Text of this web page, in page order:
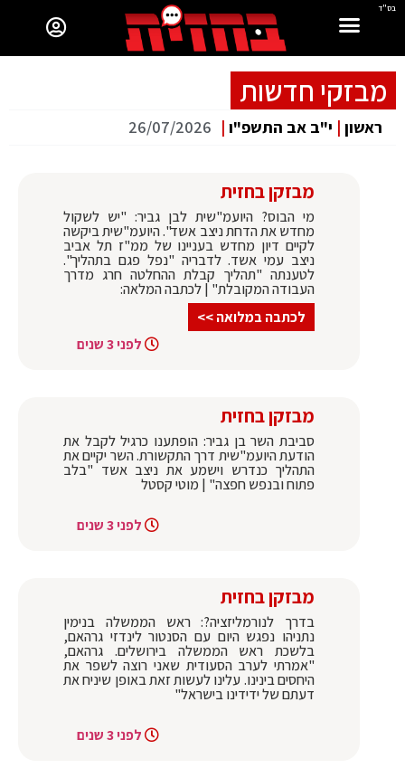
בס"ד
מבזקי חדשות
ראשון | י"ב אב התשפ"ו |
26/07/2026
מבזקן בחזית
מי הבוס? היועמ"שית לבן גביר: "יש לשקול
מחדש את הדחת ניצב אשד". היועמ"שית ביקשה
לקיים דיון מחדש בעניינו של ממ"ז תל אביב
ניצב עמי אשד. לדבריה "נפל פגם בתהליך".
לטענתה "תהליך קבלת ההחלטה חרג מדרך
העבודה המקובלת" | לכתבה המלאה:
לכתבה במלואה >>
לפני 3 שנים
מבזקן בחזית
סביבת השר בן גביר: הופתענו כרגיל לקבל את
הודעת היועמ"שית דרך התקשורת. השר יקיים את
התהליך כנדרש וישמע את ניצב אשד "בלב
פתוח ובנפש חפצה" | מוטי קסטל
לפני 3 שנים
מבזקן בחזית
בדרך לנורמליזציה?: ראש הממשלה בנימין
נתניהו נפגש היום עם הסנטור לינדזי גרהאם,
בלשכת ראש הממשלה בירושלים. גרהאם,
"אמרתי לערב הסעודית שאני רוצה לשפר את
היחסים בינינו. עלינו לעשות זאת באופן שיניח את
דעתם של ידידינו בישראל"
לפני 3 שנים